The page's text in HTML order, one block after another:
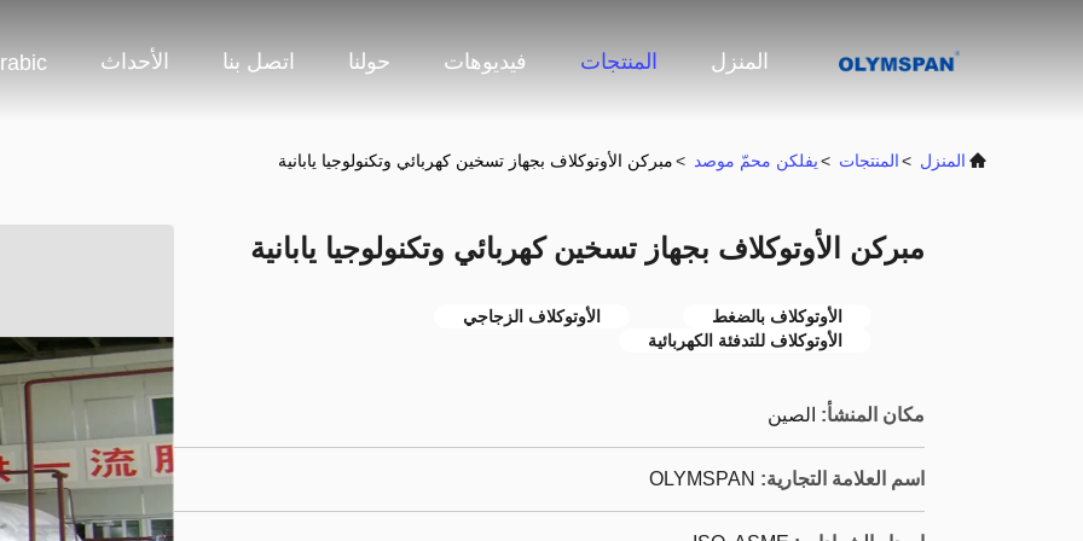
المنزل المنتجات فيديوهات حولنا اتصل بنا الأحداث
المنزل >المنتجات >يفلكن محمّ موصد >مبركن الأوتوكلاف بجهاز تسخين كهربائي وتكنولوجيا يابانية
مبركن الأوتوكلاف بجهاز تسخين كهربائي وتكنولوجيا يابانية
الأوتوكلاف بالضغط
الأوتوكلاف الزجاجي
الأوتوكلاف للتدفئة الكهربائية
مكان المنشأ: الصين
اسم العلامة التجارية: OLYMSPAN